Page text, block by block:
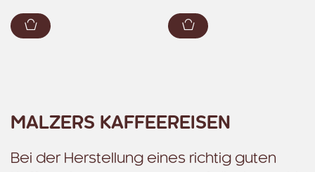
Zum Warenkorb hinzufügenZum Warenkorb
MALZERS KAFFEEREISEN
Bei der Herstellung eines richtig guten